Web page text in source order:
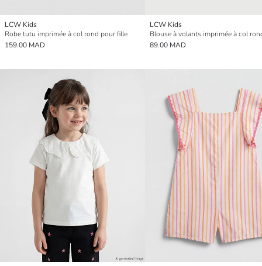
LCW Kids
Robe tutu imprimée à col rond pour fille
159.00 MAD
LCW Kids
89.00 MAD